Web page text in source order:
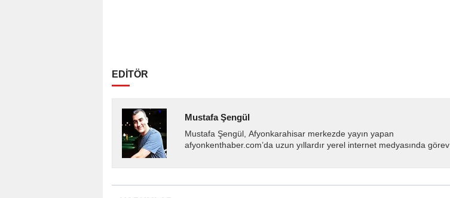
EDİTÖR
Mustafa Şengül
Mustafa Şengül, Afyonkarahisar merkezde yayın yapan
afyonkenthaber.com’da uzun yıllardır yerel internet medyasında görev